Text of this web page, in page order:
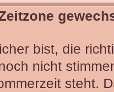
bist, die
nicht
steht.